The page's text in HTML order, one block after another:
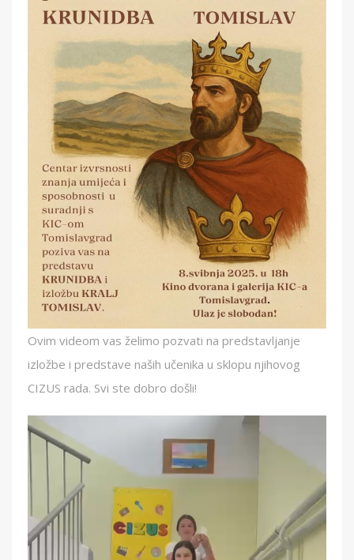
Ovim videom vas želimo pozvati na predstavljanje
izložbe i predstave naših učenika u sklopu njihovog
CIZUS rada. Svi ste dobro došli!